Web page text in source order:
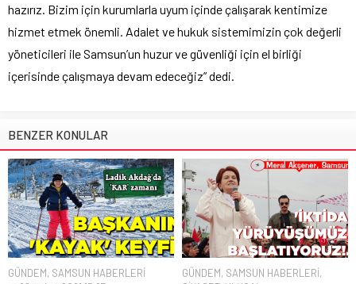
hazırız. Bizim için kurumlarla uyum içinde çalışarak kentimize
hizmet etmek önemli. Adalet ve hukuk sistemimizin çok değerli
yöneticileri ile Samsun’un huzur ve güvenliği için el birliği
içerisinde çalışmaya devam edeceğiz” dedi.
BENZER KONULAR
GÜNDEM, SAMSUN HABERLERİ
GÜNDEM, SAMSUN HABERLERİ,